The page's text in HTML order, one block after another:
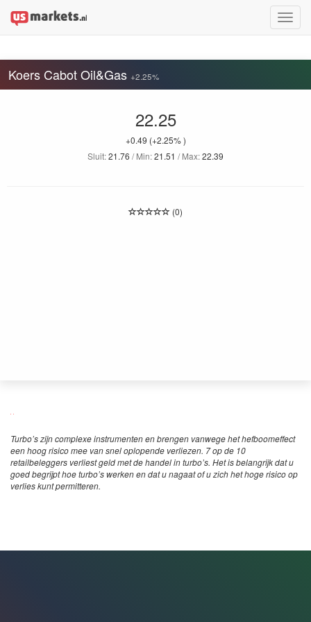
Toggle
Koers Cabot Oil&Gas +2.25%
22.25
+0.49 (+2.25% )
Sluit:21.76 / Min:21.51 / Max:22.39
(0)
Turbo’s zijn complexe instrumenten en brengen vanwege het hefboomeffect
een hoog risico mee van snel oplopende verliezen. 7 op de 10
retailbeleggers verliest geld met de handel in turbo’s. Het is belangrijk dat u
goed begrijpt hoe turbo’s werken en dat u nagaat of u zich het hoge risico op
verlies kunt permitteren.